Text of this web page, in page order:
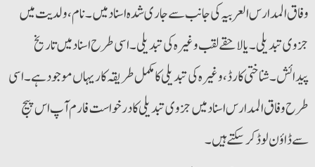
وفاق المدارس العربیہ کی جانب سے جاری شدہ اسناد میں۔ نام، ولدیت میں
جزوی تبدیلی۔ یا لاحقے لقب وغیرہ کی تبدیلی۔ اسی طرح اسناد میں تاریخ
پیدائش ۔ شناختی کارڈ،وغیرہ کی تبدیلی کا مکمل طریقہ کار یہاں موجود ہے۔ اسی
طرح وفاق المدارس اسناد میں جزوی تبدیلی کا درخواست فارم آپ اس پیج
سے ڈاؤن لوڈ کرسکتے ہیں۔